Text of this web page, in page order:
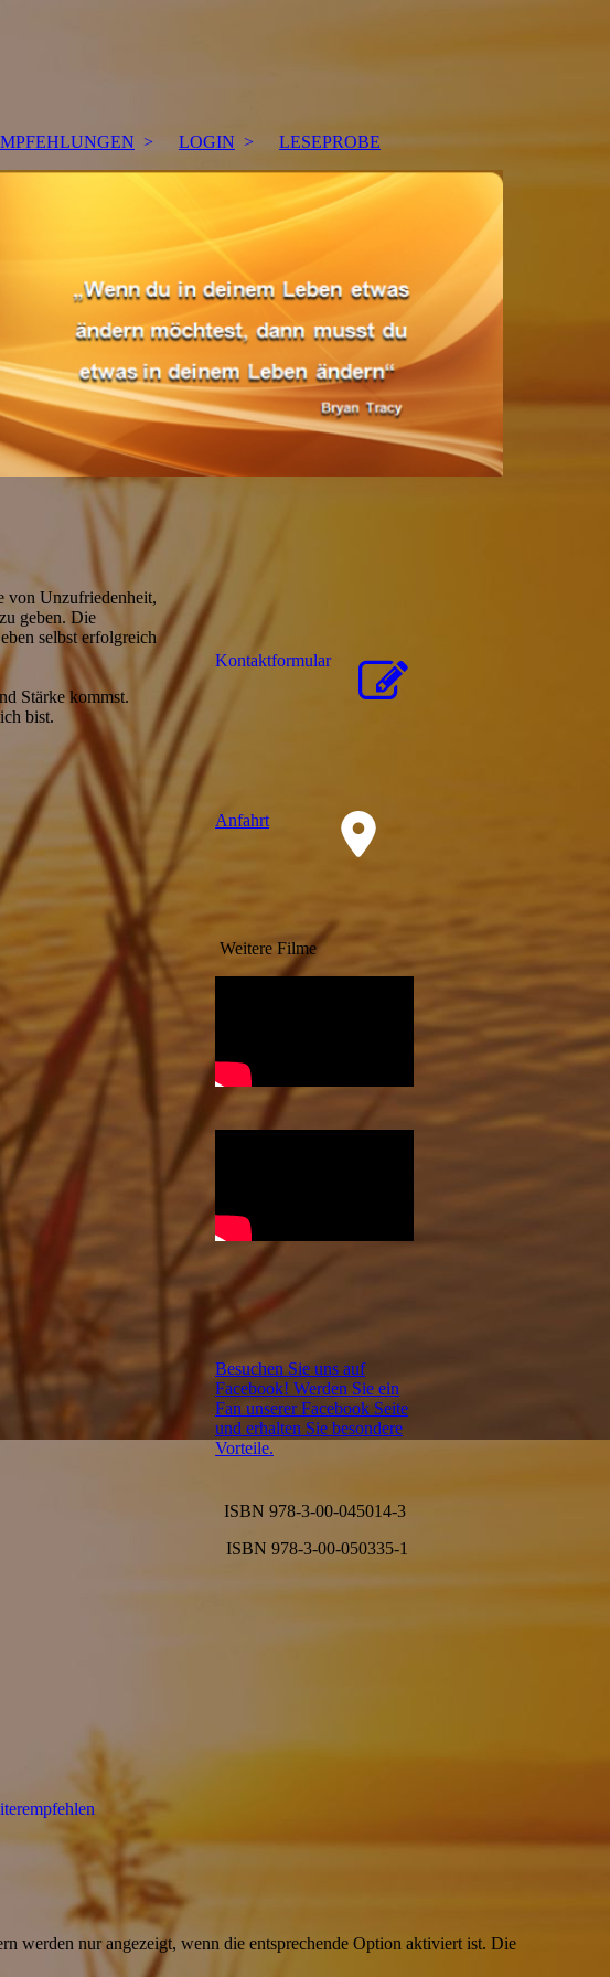
LOGIN LESEPROBE
von Unzufriedenheit,
geben. Die
selbst erfolgreich
Stärke kommst.
bist.
Kon­takt­for­mu­lar
Anfahrt
Weitere Filme
Besuchen Sie uns auf
Facebook! Werden Sie ein
Fan unserer Facebook Seite
und erhalten Sie besondere
Vorteile.
ISBN 978-3-00-045014-3
ISBN 978-3-00-050335-1
werden nur angezeigt, wenn die entsprechende Option aktiviert ist. Die